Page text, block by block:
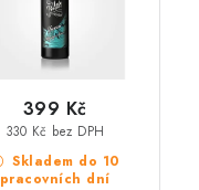
Skladem do 10
pracovních dní
330 Kč bez DPH
399 Kč